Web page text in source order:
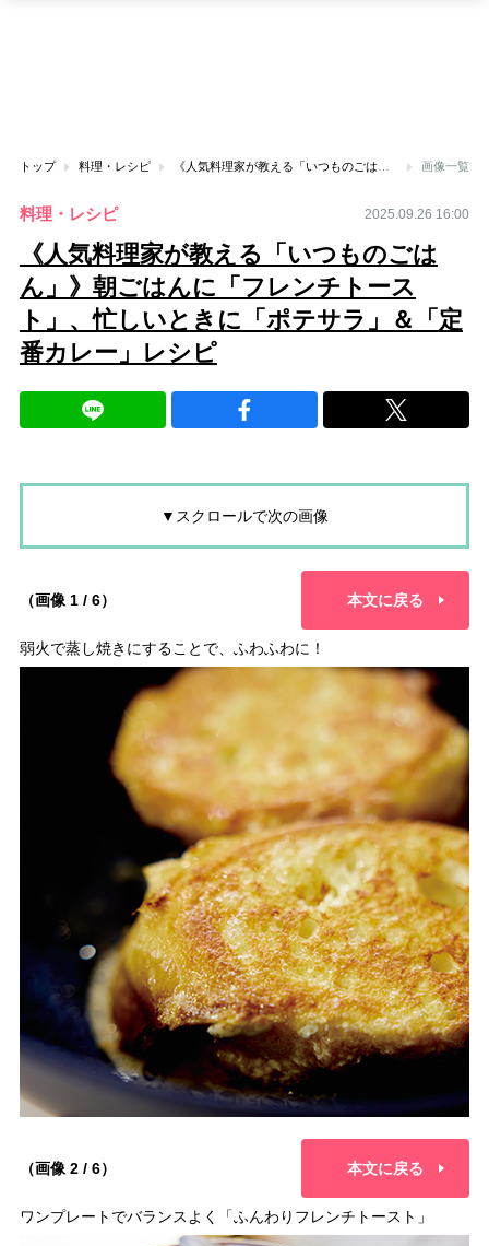
トップ 料理・レシピ 画像一覧
料理・レシピ 2025.09.26 16:00
《人気料理家が教える「いつものごは
ん」》朝ごはんに「フレンチトース
ト」、忙しいときに「ポテサラ」＆「定
番カレー」レシピ
▼スクロールで次の画像
（画像 1 / 6） 本文に戻る
弱火で蒸し焼きにすることで、ふわふわに！
（画像 2 / 6） 本文に戻る
ワンプレートでバランスよく「ふんわりフレンチトースト」